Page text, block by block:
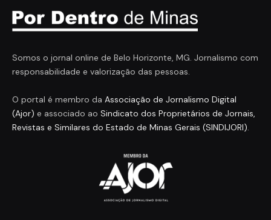
Somos o jornal online de Belo Horizonte, MG. Jornalismo com
responsabilidade e valorização das pessoas.
O portal é membro da Associação de Jornalismo Digital
(Ajor) e associado ao Sindicato dos Proprietários de Jornais,
Revistas e Similares do Estado de Minas Gerais (SINDIJORI).